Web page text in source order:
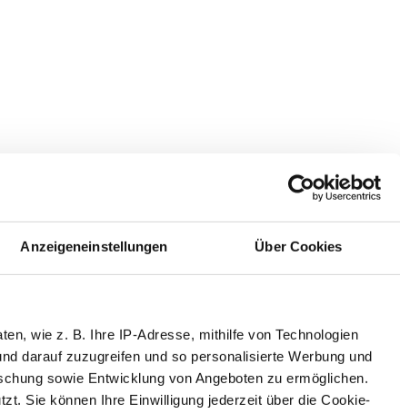
Anzeigeneinstellungen Über Cookies
wie z. B. Ihre IP-Adresse, mithilfe von Technologien
darauf zuzugreifen und so personalisierte Werbung und
sowie Entwicklung von Angeboten zu ermöglichen.
Sie können Ihre Einwilligung jederzeit über die Cookie-